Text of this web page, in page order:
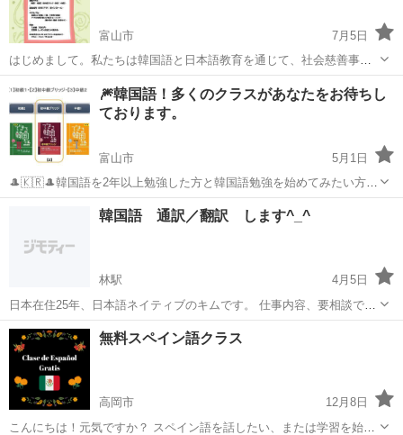
富山市
7月5日
はじめまして。私たちは韓国語と日本語教育を通じて、社会慈善事業
を行う《非営利一般社団法人サラン(愛💞)＆ソマン(希望🌈)ラボ》が運
営するオンラインアカデミーWell Aging Web Academy〈WAWA〉で
す。 ...
富山 富山市 韓国語 オンライン
🎆韓国語！多くのクラスがあなたをお待ちし
ております。
富山市
5月1日
🎩🇰🇷🎩韓国語を2年以上勉強した方と韓国語勉強を始めてみたい方対
象に受講生を募集いたします！ アンニョンハセヨ。 韓国語を学びたい
のに時間が取れませんか？ 韓国語の文法は大体分かっているのに、韓
国語を口から...
富山市 韓国語 クラス
韓国語 通訳／翻訳 します^_^
林駅
4月5日
日本在住25年、日本語ネイティブのキムです。 仕事内容、要相談で
す。 まずは、連絡お願いしますm(__)m
富山 高岡市 林駅 韓国語
無料スペイン語クラス
高岡市
12月8日
こんにちは！元気ですか？ スペイン語を話したい、または学習を始め